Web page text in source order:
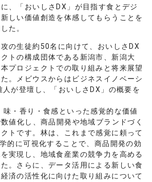
、「おいしさDX」が目指す食とデジ
しい価値創造を体感してもらうことを
た。
の生徒約50名に向けて、おいしさDX
トの構成団体である新潟市、新潟大
プロジェクトでの取り組みと将来展望
。メビウスからはビジネスイノベーシ
人が登壇し、「おいしさDX」の概要を
味・香り・食感といった感覚的な価値
値化し、商品開発や地域ブランドづく
トです。林は、これまで感覚に頼って
的に可視化することで、商品開発の効
実現し、地域食産業の競争力を高める
。さらに、データ活用による新しい食
済の活性化に向けた取り組みについて